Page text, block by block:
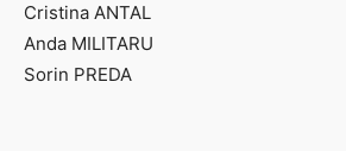
Cristina ANTAL
Anda MILITARU
Sorin PREDA